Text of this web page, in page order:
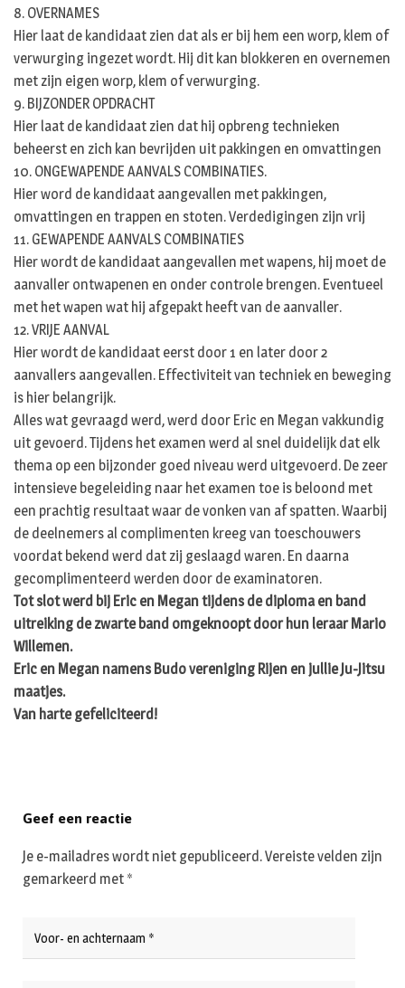
8. OVERNAMES
Hier laat de kandidaat zien dat als er bij hem een worp, klem of
verwurging ingezet wordt. Hij dit kan blokkeren en overnemen
met zijn eigen worp, klem of verwurging.
9. BIJZONDER OPDRACHT
Hier laat de kandidaat zien dat hij opbreng technieken
beheerst en zich kan bevrijden uit pakkingen en omvattingen
10. ONGEWAPENDE AANVALS COMBINATIES.
Hier word de kandidaat aangevallen met pakkingen,
omvattingen en trappen en stoten. Verdedigingen zijn vrij
11. GEWAPENDE AANVALS COMBINATIES
Hier wordt de kandidaat aangevallen met wapens, hij moet de
aanvaller ontwapenen en onder controle brengen. Eventueel
met het wapen wat hij afgepakt heeft van de aanvaller.
12. VRIJE AANVAL
Hier wordt de kandidaat eerst door 1 en later door 2
aanvallers aangevallen. Effectiviteit van techniek en beweging
is hier belangrijk.
Alles wat gevraagd werd, werd door Eric en Megan vakkundig
uit gevoerd. Tijdens het examen werd al snel duidelijk dat elk
thema op een bijzonder goed niveau werd uitgevoerd. De zeer
intensieve begeleiding naar het examen toe is beloond met
een prachtig resultaat waar de vonken van af spatten. Waarbij
de deelnemers al complimenten kreeg van toeschouwers
voordat bekend werd dat zij geslaagd waren. En daarna
gecomplimenteerd werden door de examinatoren.
Tot slot werd bij Eric en Megan tijdens de diploma en band
uitreiking de zwarte band omgeknoopt door hun leraar Mario
Willemen.
Eric en Megan namens Budo vereniging Rijen en jullie Ju-Jitsu
maatjes.
Van harte gefeliciteerd!
Geef een reactie
Je e-mailadres wordt niet gepubliceerd.Vereiste velden zijn
gemarkeerd met *